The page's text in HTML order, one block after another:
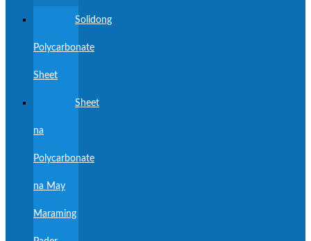
Solidong
Polycarbonate
Sheet
Sheet
na
Polycarbonate
na May
Maraming